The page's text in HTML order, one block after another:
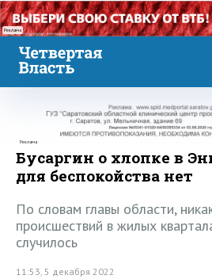
Реклама
Реклама
Бусаргин о хлопке в
для беспокойства нет
По словам главы области,
происшествий в жилых
случилось
11:53, 5 декабря 2022